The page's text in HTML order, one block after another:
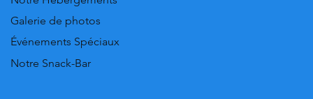
Galerie de photos
Notre Snack-Bar
Événements Spéciaux